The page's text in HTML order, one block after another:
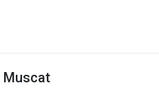
Muscat